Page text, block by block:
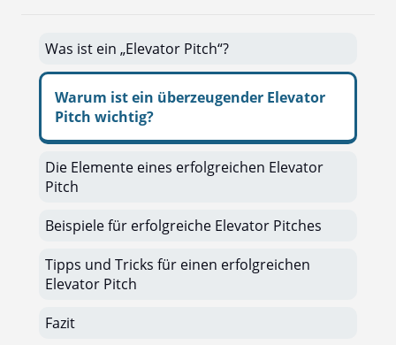
Was ist ein „Elevator Pitch“?
Warum ist ein überzeugender Elevator
Pitch wichtig?
Die Elemente eines erfolgreichen Elevator
Pitch
Beispiele für erfolgreiche Elevator Pitches
Tipps und Tricks für einen erfolgreichen
Elevator Pitch
Fazit